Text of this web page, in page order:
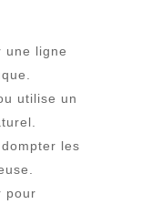
une ligne
utilise un
les
pour